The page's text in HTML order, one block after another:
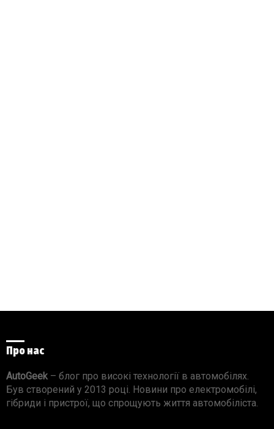
Про нас
AutoGeek– блог про високі технології в автомобілях.
Був створений у 2013 році. Новини про електромобілі,
гібриди і пристрої, що спрощують життя автомобіліста.